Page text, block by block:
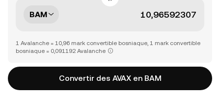
BAM
1 Avalanche = 10,96 mark convertible bosniaque, 1 mark convertible
bosniaque = 0,091192 Avalanche
Convertir des AVAX en BAM